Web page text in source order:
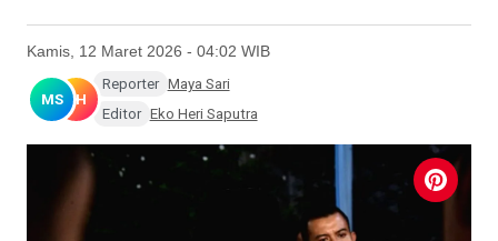
Kamis, 12 Maret 2026 - 04:02 WIB
MS EH
Reporter Maya Sari
Editor Eko Heri Saputra